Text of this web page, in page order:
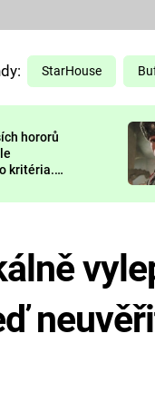
StarHouse
hororů
kritéria.
tep?